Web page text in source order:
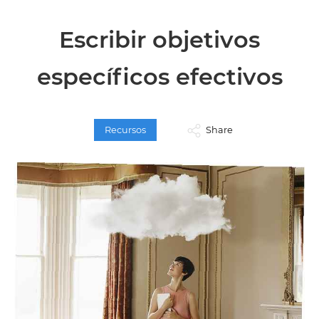
Escribir objetivos
específicos efectivos
Recursos Share